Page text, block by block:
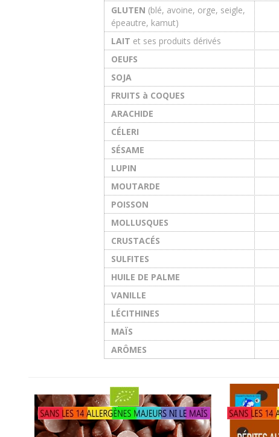
GLUTEN (blé, avoine, orge, seigle,
épeautre, kamut)
LAIT et ses produits dérivés
OEUFS
SOJA
FRUITS à COQUES
ARACHIDE
CÉLERI
SÉSAME
LUPIN
MOUTARDE
POISSON
MOLLUSQUES
CRUSTACÉS
SULFITES
HUILE DE PALME
VANILLE
LÉCITHINES
MAÏS
ARÔMES